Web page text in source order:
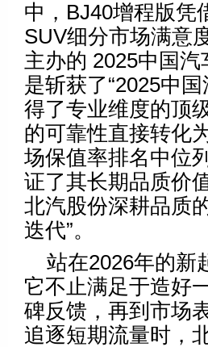
中，BJ40增程版凭
SUV细分市场满意
主办的 2025中国
是斩获了“2025中
得了专业维度的顶
的可靠性直接转化
场保值率排名中位
证了其长期品质价
北汽股份深耕品质
迭代”。
站在2026年的新
它不止满足于造好
碑反馈，再到市场
追逐短期流量时，